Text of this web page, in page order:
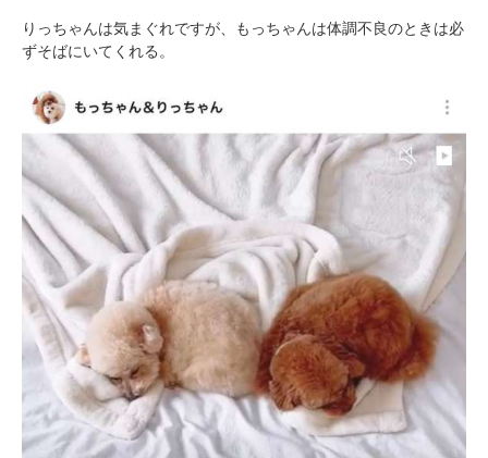
りっちゃんは気まぐれですが、もっちゃんは体調不良のときは必
ずそばにいてくれる。